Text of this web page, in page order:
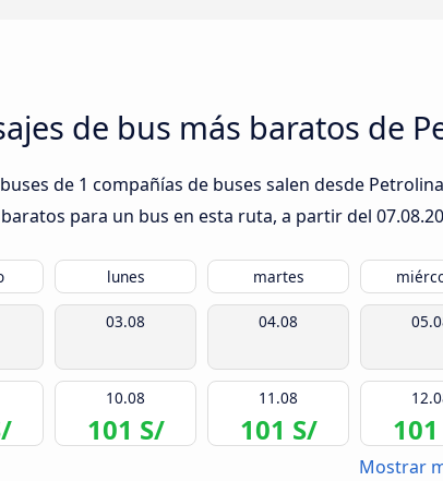
de bus más baratos de
de 1 compañías de buses salen desde
para un bus en esta ruta, a partir del
lunes martes
03.08 04.08
10.08
101 S/
11.08
101 S/
Mostrar